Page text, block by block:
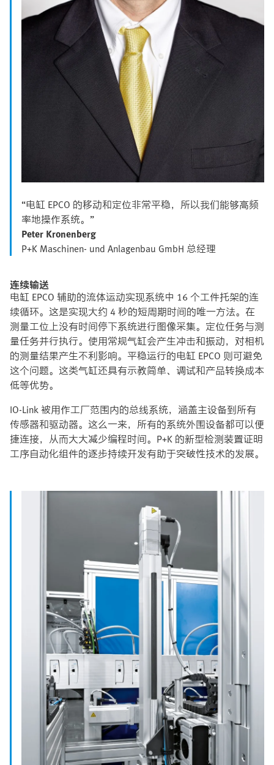
“电缸 EPCO 的移动和定位非常平稳，所以我们能够高频
率地操作系统。”
Peter Kronenberg
P+K Maschinen- und Anlagenbau GmbH 总经理
连续输送
电缸 EPCO 辅助的流体运动实现系统中 16 个工件托架的连
续循环。这是实现大约 4 秒的短周期时间的唯一方法。在
测量工位上没有时间停下系统进行图像采集。定位任务与测
量任务并行执行。使用常规气缸会产生冲击和振动，对相机
的测量结果产生不利影响。平稳运行的电缸 EPCO 则可避免
这个问题。这类气缸还具有示教简单、调试和产品转换成本
低等优势。
IO-Link 被用作工厂范围内的总线系统，涵盖主设备到所有
传感器和驱动器。这么一来，所有的系统外围设备都可以便
捷连接，从而大大减少编程时间。P+K 的新型检测装置证明
工序自动化组件的逐步持续开发有助于突破性技术的发展。